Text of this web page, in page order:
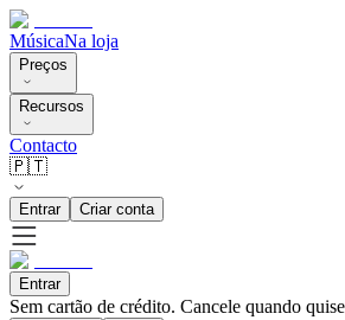
MúsicaNa loja
Preços
Recursos
Contacto
🇵🇹
Entrar Criar conta
Entrar
Sem cartão de crédito. Cancele quando